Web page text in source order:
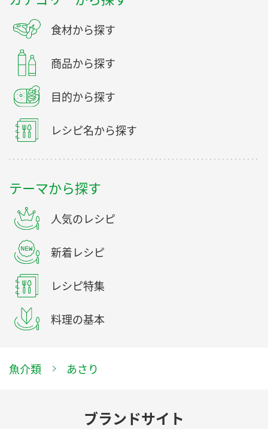
食材から探す
商品から探す
目的から探す
レシピ名から探す
テーマから探す
人気のレシピ
新着レシピ
レシピ特集
料理の基本
魚介類 あさり
ブランドサイト